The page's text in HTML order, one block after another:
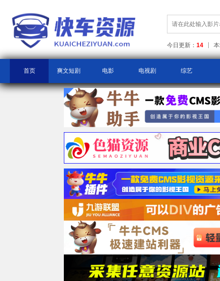
今日更新： 14
首页 爽文短剧 电影 电视剧 综艺